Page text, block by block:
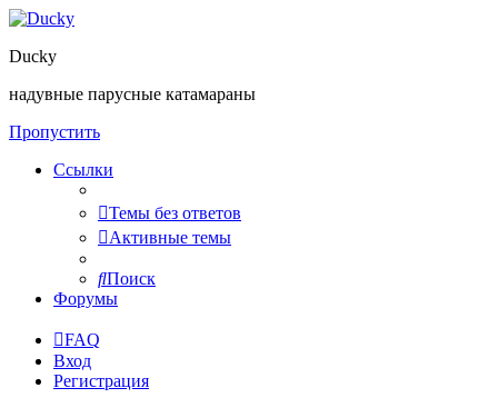
Ducky
надувные парусные катамараны
Пропустить
Ссылки
Темы без ответов
Активные темы
Поиск
Форумы
FAQ
Вход
Регистрация